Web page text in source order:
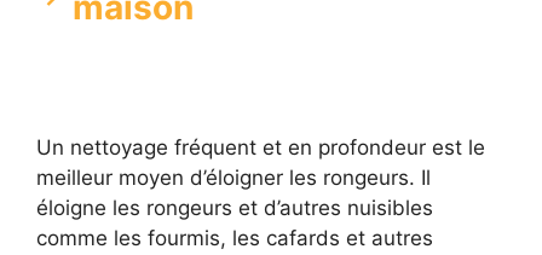
Un nettoyage fréquent et en profondeur est le
meilleur moyen d’éloigner les rongeurs. Il
éloigne les rongeurs et d’autres nuisibles
comme les fourmis, les cafards et autres